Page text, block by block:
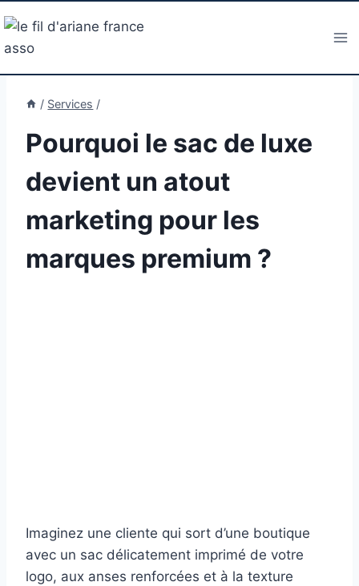
au
contenu
/ Services /
Pourquoi le sac de luxe
devient un atout
marketing pour les
marques premium ?
Imaginez une cliente qui sort d’une boutique
avec un sac délicatement imprimé de votre
logo, aux anses renforcées et à la texture